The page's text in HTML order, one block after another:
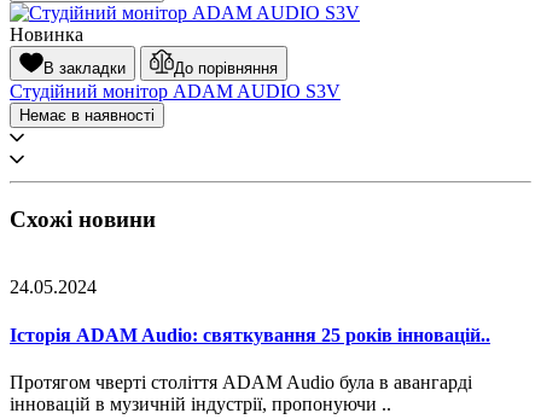
Новинка
В закладки До порівняння
Студійний монітор ADAM AUDIO S3V
Немає в наявності
Схожі новини
24.05.2024
Історія ADAM Audio: святкування 25 років інновацій..
Протягом чверті століття ADAM Audio була в авангарді
інновацій в музичній індустрії, пропонуючи ..